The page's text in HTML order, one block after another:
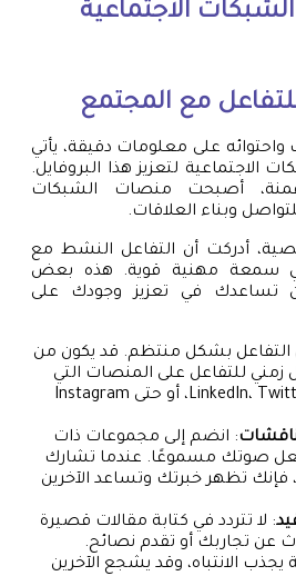
الاجتماعية
مع المجتمع
واحتوائه على معلومات دقيقة، يأتي
الاجتماعية لتعزيز هذا البروفايل.
أصبحت منصات الشبكات
وبناء العلاقات.
أدركت أن التفاعل النشط مع
سمعة مهنية قوية. هذه بعض
تساعدك في تعزيز وجودك على
التفاعل بشكل منتظم. قد يكون من
زمني للتفاعل على المنصات التي
تهتم بها (مثل LinkedIn، Twitter، أو حتى Instagram
: انضم إلى مجموعات ذات
صوتك مسموعًا. عندما تشارك
فإنك تظهر خبرتك وتساعد الآخرين
: لا تتردد في كتابة مقالات قصيرة
عن تجاربك أو تقدم نصائح.
يجذب الانتباه، وقد يشجع الآخرين